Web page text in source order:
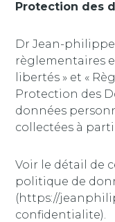
Protection des
Dr Jean-
règlementaires
libertés » et «
Protection des
données
collectées à
Voir le détail de
politique de
(https://
confidentialite).